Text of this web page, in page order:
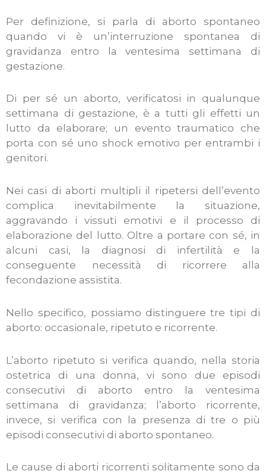
Per definizione, si parla di aborto spontaneo
quando vi è un’interruzione spontanea di
gravidanza entro la ventesima settimana di
gestazione.
Di per sé un aborto, verificatosi in qualunque
settimana di gestazione, è a tutti gli effetti un
lutto da elaborare; un evento traumatico che
porta con sé uno shock emotivo per entrambi i
genitori.
Nei casi di aborti multipli il ripetersi dell’evento
complica inevitabilmente la situazione,
aggravando i vissuti emotivi e il processo di
elaborazione del lutto. Oltre a portare con sé, in
alcuni casi, la diagnosi di infertilità e la
conseguente necessità di ricorrere alla
fecondazione assistita.
Nello specifico, possiamo distinguere tre tipi di
aborto: occasionale, ripetuto e ricorrente.
L’aborto ripetuto si verifica quando, nella storia
ostetrica di una donna, vi sono due episodi
consecutivi di aborto entro la ventesima
settimana di gravidanza; l’aborto ricorrente,
invece, si verifica con la presenza di tre o più
episodi consecutivi di aborto spontaneo.
Le cause di aborti ricorrenti solitamente sono da